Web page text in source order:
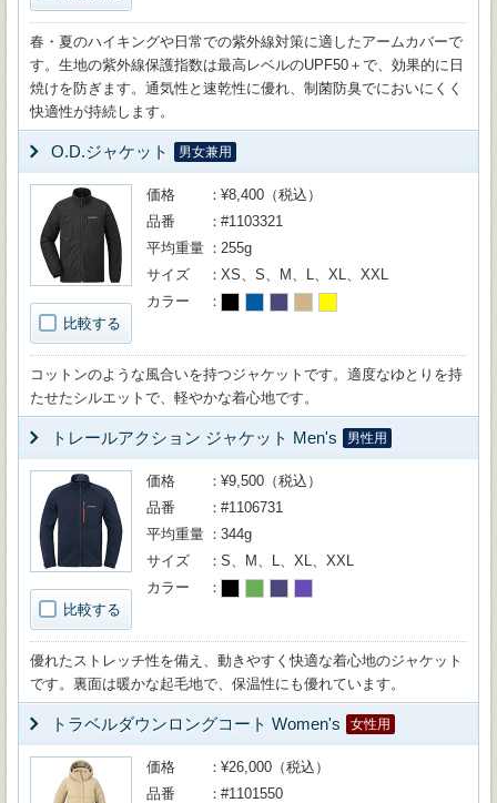
春・夏のハイキングや日常での紫外線対策に適したアームカバーで
す。生地の紫外線保護指数は最高レベルのUPF50＋で、効果的に日
焼けを防ぎます。通気性と速乾性に優れ、制菌防臭でにおいにくく
快適性が持続します。
O.D.ジャケット 男女兼用
比較する
価格
¥8,400（税込）
品番
#1103321
平均重量
255g
サイズ
XS、S、M、L、XL、XXL
カラー
コットンのような風合いを持つジャケットです。適度なゆとりを持
たせたシルエットで、軽やかな着心地です。
トレールアクション ジャケット Men's 男性用
比較する
価格
¥9,500（税込）
品番
#1106731
平均重量
344g
サイズ
S、M、L、XL、XXL
カラー
優れたストレッチ性を備え、動きやすく快適な着心地のジャケット
です。裏面は暖かな起毛地で、保温性にも優れています。
トラベルダウンロングコート Women's 女性用
価格
¥26,000（税込）
品番
#1101550